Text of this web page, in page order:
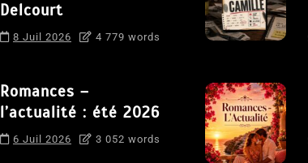
Delcourt
8 Juil 2026 4 779 words
Romances –
l’actualité : été 2026
6 Juil 2026 3 052 words